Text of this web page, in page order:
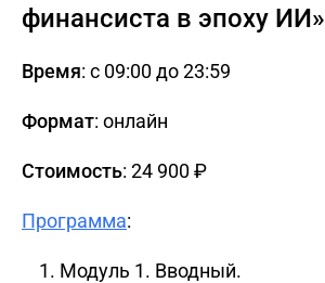
финансиста в эпоху ИИ»
Время: с 09:00 до 23:59
Формат: онлайн
Стоимость: 24 900 ₽
Программа:
Модуль 1. Вводный.